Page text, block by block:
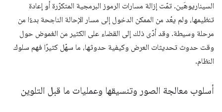
السيناريوهَين. تمّت إزالة مسارات الرموز البرمجية المتكرّرة أو إعادة
تنظيمها، ولم يعُد من الممكن الدخول إلى مسار الإحالة الناجحة بدءًا من
مرحلة وسيطة. وقد أدّى ذلك إلى القضاء على الكثير من الغموض حول
وقت حدوث تحديثات العرض وكيفية حدوثها، ما سهّل كثيرًا فهم سلوك
النظام.
أسلوب معالجة الصور وتنسيقها وعمليات ما قبل التلوين